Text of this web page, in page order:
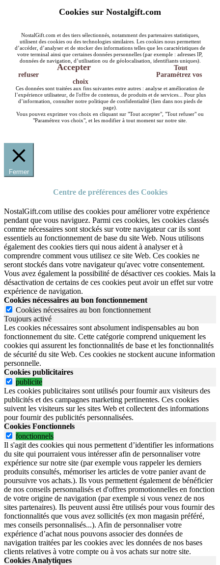
Cookies sur Nostalgift.com
NostalGift.com et des tiers sélectionnés, notamment des partenaires statistiques,
utilisent des cookies ou des technologies similaires. Les cookies nous permettent
d’accéder, d’analyser et de stocker des informations telles que les caractéristiques de
votre terminal ainsi que certaines données personnelles (par exemple : adresses IP,
données de navigation, d’utilisation ou de géolocalisation, identifiants uniques).
Accepter
Tout
refuser
Paramétrez vos
choix
Ces données sont traitées aux fins suivantes entre autres : analyse et amélioration de
l’expérience utilisateur, de l'offre de contenus, de produits et de services... Pour plus
d’information, consulter notre politique de confidentialité (lien dans nos pieds de
page).
Vous pouvez exprimer vos choix en cliquant sur "Tout accepter", "Tout refuser" ou
"Paramétrez vos choix", et les modifier à tout moment sur notre site.
Fermer
Centre de préférences des Cookies
NostalGift.com utilise des cookies pour améliorer votre expérience
pendant que vous naviguez. Parmi ces cookies, les cookies classés
comme nécessaires sont stockés sur votre navigateur car ils sont
essentiels au fonctionnement de base du site Web. Nous utilisons
également des cookies tiers qui nous aident à analyser et à
comprendre comment vous utilisez ce site Web. Ces cookies ne
seront stockés dans votre navigateur qu'avec votre consentement.
Vous avez également la possibilité de désactiver ces cookies. Mais la
désactivation de certains de ces cookies peut avoir un effet sur votre
expérience de navigation.
Cookies nécessaires au bon fonctionnement
Cookies nécessaires au bon fonctionnement
Toujours activé
Les cookies nécessaires sont absolument indispensables au bon
fonctionnement du site. Cette catégorie comprend uniquement les
cookies qui assurent les fonctionnalités de base et les fonctionnalités
de sécurité du site Web. Ces cookies ne stockent aucune information
personnelle.
Cookies publicitaires
publicite
Les cookies publicitaires sont utilisés pour fournir aux visiteurs des
publicités et des campagnes marketing pertinentes. Ces cookies
suivent les visiteurs sur les sites Web et collectent des informations
pour fournir des publicités personnalisées.
Cookies Fonctionnels
fonctionnels
Il s'agit des cookies qui nous permettent d’identifier les informations
du site qui pourraient vous intéresser afin de personnaliser votre
expérience sur notre site (par exemple vous rappeler les derniers
produits consultés, mémoriser les articles de votre panier avant de
poursuivre vos achats.). Ils vous permettent également de bénéficier
de nos conseils personnalisés et d'offres promotionnelles en fonction
de votre origine de navigation (par exemple si vous venez de nos
sites partenaires). Ils peuvent aussi être utilisés pour vous fournir des
fonctionnalités que vous avez sollicités (ex mon magasin préféré,
mes conseils personnalisés...). Afin de personnaliser votre
expérience d’achat nous pouvons associer des données de
navigation traitées par les cookies avec les données de nos bases
clients relatives à votre compte ou à vos achats sur notre site.
Cookies Analytiques